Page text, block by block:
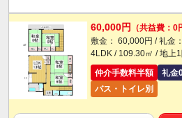
60,000円
（共益費：0
敷金： 60,000円 / 礼金：
4LDK / 109.30㎡ / 地上
仲介手数料半額
礼金
バス・トイレ別